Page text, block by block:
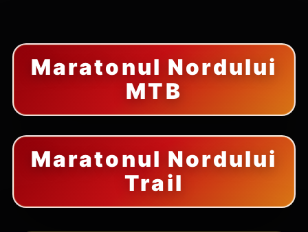
Maratonul Nordului
MTB
Maratonul Nordului
Trail